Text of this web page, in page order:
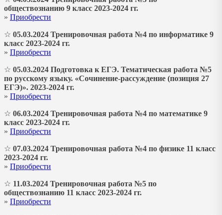
обществознанию 9 класс 2023-2024 гг.
» Приобрести
☆ 05.03.2024 Тренировочная работа №4 по информатике 9
класс 2023-2024 гг.
» Приобрести
☆ 05.03.2024 Подготовка к ЕГЭ. Тематическая работа №5
по русскому языку. «Сочинение-рассуждение (позиция 27
ЕГЭ)». 2023-2024 гг.
» Приобрести
☆ 06.03.2024 Тренировочная работа №4 по математике 9
класс 2023-2024 гг.
» Приобрести
☆ 07.03.2024 Тренировочная работа №4 по физике 11 класс
2023-2024 гг.
» Приобрести
☆ 11.03.2024 Тренировочная работа №5 по
обществознанию 11 класс 2023-2024 гг.
» Приобрести